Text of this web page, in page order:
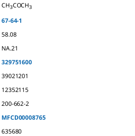
CH3COCH3
67-64-1
58.08
NA.21
329751600
39021201
12352115
200-662-2
MFCD00008765
635680